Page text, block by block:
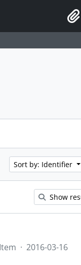
Sort by: Identifier
Show
Item · 2016-03-16